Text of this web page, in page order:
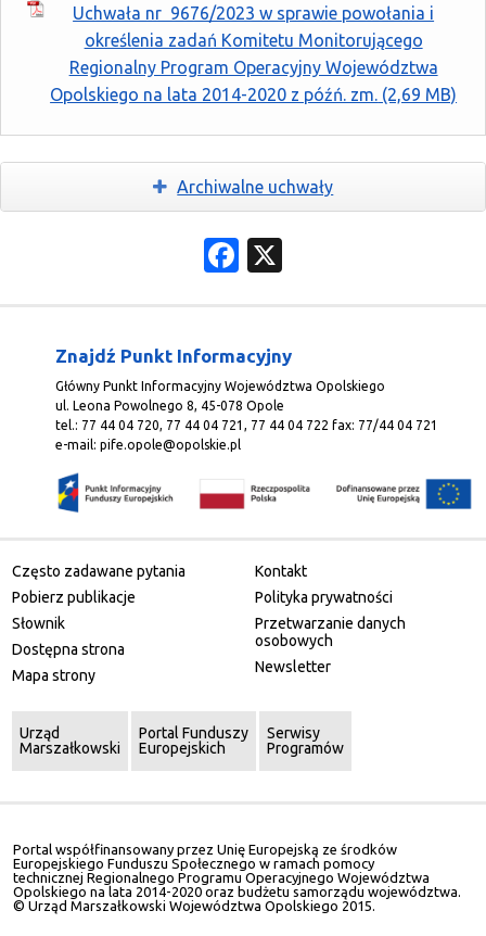
Uchwała nr 9676/2023 w sprawie powołania i
określenia zadań Komitetu Monitorującego
Regionalny Program Operacyjny Województwa
Opolskiego na lata 2014-2020 z późń. zm.
Archiwalne uchwały
Facebook
Znajdź Punkt Informacyjny
Główny Punkt Informacyjny Województwa Opolskiego
ul. Leona Powolnego 8, 45-078 Opole
tel.: 77 44 04 720, 77 44 04 721, 77 44 04 722 fax: 77/44 04 721
e-mail:pife.opole@opolskie.pl
Często zadawane pytania
Pobierz publikacje
Słownik
Dostępna strona
Mapa strony
Kontakt
Polityka prywatności
Przetwarzanie danych
osobowych
Newsletter
Urząd
Marszałkowski
Portal Funduszy
Europejskich
Serwisy
Programów
Portal współfinansowany przez Unię Europejską ze środków
Europejskiego Funduszu Społecznego w ramach pomocy
technicznej Regionalnego Programu Operacyjnego Województwa
Opolskiego na lata 2014-2020 oraz budżetu samorządu województwa.
© Urząd Marszałkowski Województwa Opolskiego 2015.